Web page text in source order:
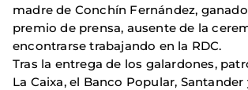
madre de Conchín Fernández,
premio de prensa, ausente de la
encontrarse trabajando en la RDC.
Tras la entrega de los galardones,
La Caixa, el Banco Popular, Santander